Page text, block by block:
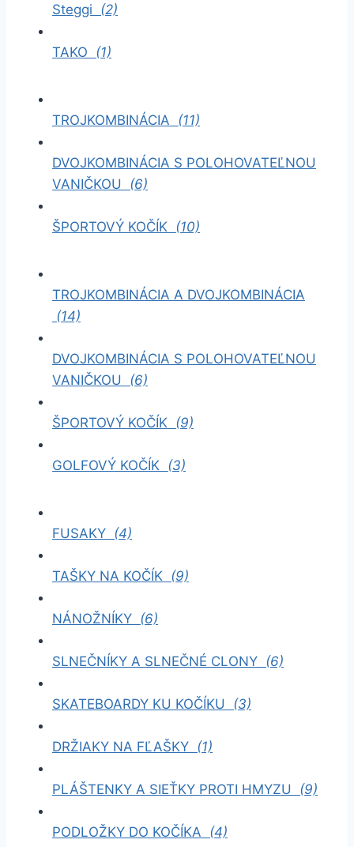
Steggi (2)
TAKO (1)
TROJKOMBINÁCIA (11)
DVOJKOMBINÁCIA S POLOHOVATEĽNOU
VANIČKOU (6)
ŠPORTOVÝ KOČÍK (10)
TROJKOMBINÁCIA A DVOJKOMBINÁCIA
(14)
DVOJKOMBINÁCIA S POLOHOVATEĽNOU
VANIČKOU (6)
ŠPORTOVÝ KOČÍK (9)
GOLFOVÝ KOČÍK (3)
FUSAKY (4)
TAŠKY NA KOČÍK (9)
NÁNOŽNÍKY (6)
SLNEČNÍKY A SLNEČNÉ CLONY (6)
SKATEBOARDY KU KOČÍKU (3)
DRŽIAKY NA FĽAŠKY (1)
PLÁŠTENKY A SIEŤKY PROTI HMYZU (9)
PODLOŽKY DO KOČÍKA (4)